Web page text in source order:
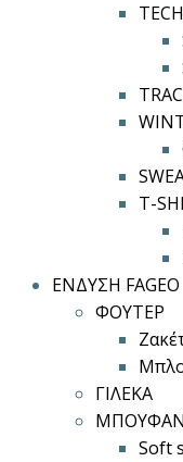
T-
ΕΝΔΥΣΗ FAGEO
ΦΟΥΤΕΡ
ΓΙΛΕΚΑ
ΜΠΟΥΦΑΝ
Soft